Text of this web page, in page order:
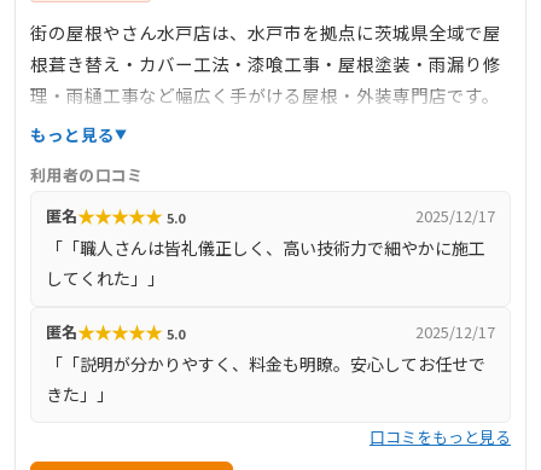
街の屋根やさん水戸店は、水戸市を拠点に茨城県全域で屋
根葺き替え・カバー工法・漆喰工事・屋根塗装・雨漏り修
理・雨樋工事など幅広く手がける屋根・外装専門店です。
各屋根材ごとに専門職人が配置され、下地から丁寧に仕上
工まで無料で、施工中はドローンや写真で工程を公開し、
ご近所への配慮も徹底。15年保証やリフォーム瑕疵保険に
も対応しており、アフターフォロー体制も充実。口コミで
は、「職人の挨拶や説明が丁寧」「価格が明確で信頼でき
を提供しています。大子町からの相談にも無料対応可能
で、大切な屋根を安心して任せられる会社です。
もっと見る
利用者の口コミ
匿名★★★★★ 5.0 2025/12/17
「「職人さんは皆礼儀正しく、高い技術力で細やかに施工
してくれた」」
匿名★★★★★ 5.0 2025/12/17
「「説明が分かりやすく、料金も明瞭。安心してお任せで
きた」」
口コミをもっと見る